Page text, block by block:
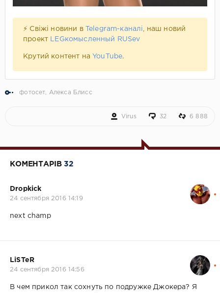
⚡ Свіжі новини в Telegram-каналі , наш новий
проект LEGкомысленный RUSev
Крутий контент на YouTube.
фотосет, Алекса Блисс
Virus 32 6 888
КОМЕНТАРІВ32
Dropkick
24 сентября 2016 14:19
next champ
LiSTeR
24 сентября 2016 14:56
В чем прикол так сохнуть по подружке Джокера? Я